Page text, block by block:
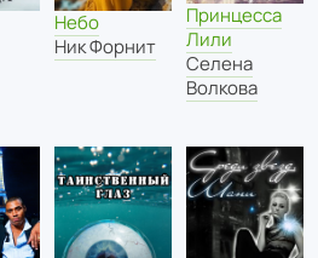
Небо
Ник Форнит
Принцесса
Лили
Селена
Волкова